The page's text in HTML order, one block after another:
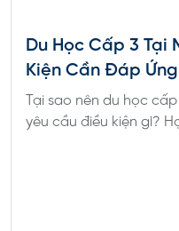
Du Học Cấp 3 Tại
Kiện Cần Đáp Ứng
Tại sao nên du học
yêu cầu điều kiện gì?